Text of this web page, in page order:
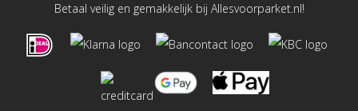
Betaal veilig en gemakkelijk bij Allesvoorparket.nl!